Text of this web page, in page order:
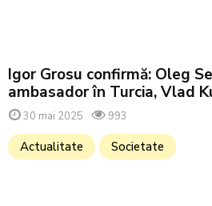
Igor Grosu confirmă: Oleg
ambasador în Turcia, Vlad
30 mai 2025 993
Actualitate Societate